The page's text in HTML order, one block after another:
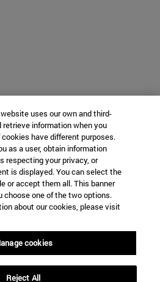
uses our own and third-
information when you
have different purposes.
as a user, obtain information
respecting your privacy, or
is displayed. You can select the
or accept them all. This banner
choose one of the two options.
about our cookies, please visit
cookies
Reject All